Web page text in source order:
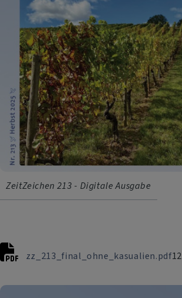
ZeitZeichen 213 - Digitale Ausgabe
zz_213_final_ohne_kasualien.pdf